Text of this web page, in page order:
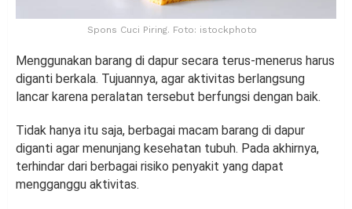
Spons Cuci Piring. Foto: istockphoto
Menggunakan barang di dapur secara terus-menerus harus
diganti berkala. Tujuannya, agar aktivitas berlangsung
lancar karena peralatan tersebut berfungsi dengan baik.
Tidak hanya itu saja, berbagai macam barang di dapur
diganti agar menunjang kesehatan tubuh. Pada akhirnya,
terhindar dari berbagai risiko penyakit yang dapat
mengganggu aktivitas.